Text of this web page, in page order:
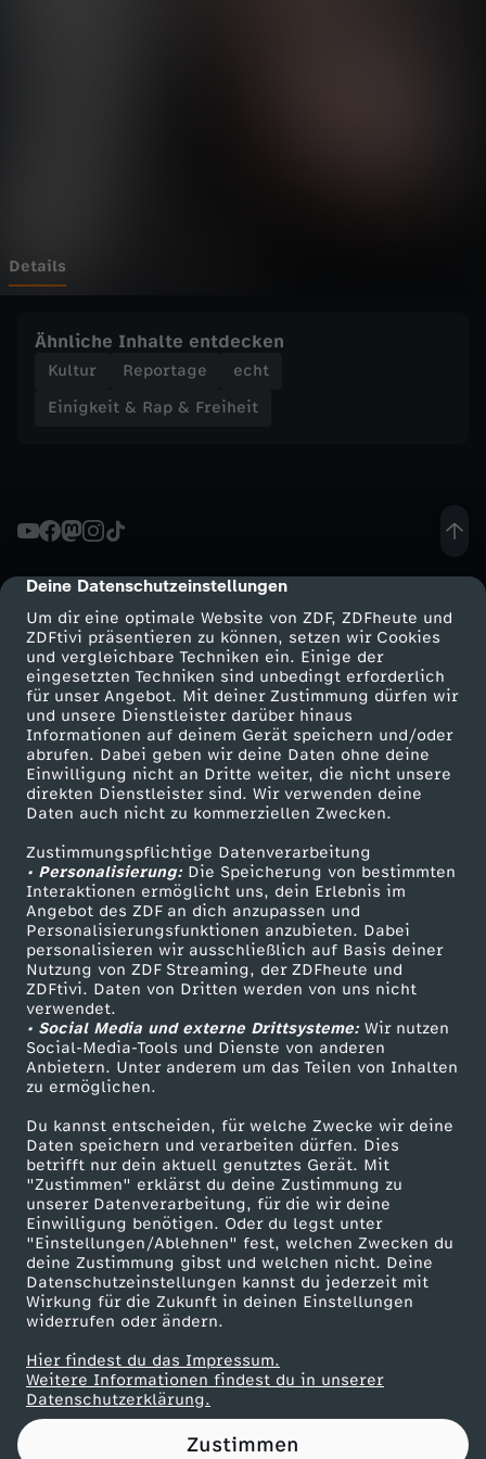
cmp-dialog-description
Deine Datenschutzeinstellungen
Um dir eine optimale Website von ZDF, ZDFheute und
ZDFtivi präsentieren zu können, setzen wir Cookies
und vergleichbare Techniken ein. Einige der
eingesetzten Techniken sind unbedingt erforderlich
für unser Angebot. Mit deiner Zustimmung dürfen wir
und unsere Dienstleister darüber hinaus
Informationen auf deinem Gerät speichern und/oder
abrufen. Dabei geben wir deine Daten ohne deine
Einwilligung nicht an Dritte weiter, die nicht unsere
direkten Dienstleister sind. Wir verwenden deine
Daten auch nicht zu kommerziellen Zwecken.
Zustimmungspflichtige Datenverarbeitung
• Personalisierung:Die Speicherung von bestimmten
Interaktionen ermöglicht uns, dein Erlebnis im
Angebot des ZDF an dich anzupassen und
Personalisierungsfunktionen anzubieten. Dabei
personalisieren wir ausschließlich auf Basis deiner
Nutzung von ZDF Streaming, der ZDFheute und
ZDFtivi. Daten von Dritten werden von uns nicht
verwendet.
• Social Media und externe Drittsysteme:Wir nutzen
Social-Media-Tools und Dienste von anderen
Anbietern. Unter anderem um das Teilen von Inhalten
zu ermöglichen.
Du kannst entscheiden, für welche Zwecke wir deine
Daten speichern und verarbeiten dürfen. Dies
betrifft nur dein aktuell genutztes Gerät. Mit
"Zustimmen" erklärst du deine Zustimmung zu
unserer Datenverarbeitung, für die wir deine
Einwilligung benötigen. Oder du legst unter
"Einstellungen/Ablehnen" fest, welchen Zwecken du
deine Zustimmung gibst und welchen nicht. Deine
Datenschutzeinstellungen kannst du jederzeit mit
Wirkung für die Zukunft in deinen Einstellungen
widerrufen oder ändern.
Hier findest du das Impressum.
Weitere Informationen findest du in unserer
Datenschutzerklärung.
Zustimmen
p
&
F
i
h
e
i
t
-
G
r
i
m
m
e
,
b
i
t
c
h
Details
Ähnliche Inhalte entdecken
Kultur Reportage
echt
Einigkeit & Rap & Freiheit
Mehr ZDF
ZDF-Apps
Smart TV
ZDFtext
Livestreams
Sendungen A-Z
TV-Programm
Service
ZDFmitreden
Kontakt zum ZDF
Tickets
Zuschauerservice
Hilfe
ZDF Unternehmen
Karriere
ZDF goes Schule
Werbefernsehen
Mainzelmännchen
Partner